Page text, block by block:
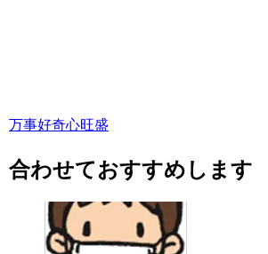
万事好奇心旺盛
合わせておすすめします